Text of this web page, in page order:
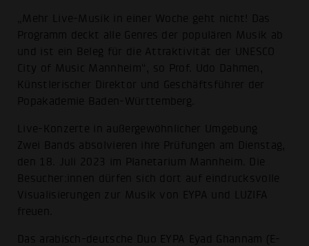
„Mehr Live-Musik in einer Woche geht nicht! Das
Programm deckt alle Genres der populären Musik ab
und ist ein Beleg für die Attraktivität der UNESCO
City of Music Mannheim“, so Prof. Udo Dahmen,
Künstlerischer Direktor und Geschäftsführer der
Popakademie Baden-Württemberg.
Live-Konzerte in außergewöhnlicher Umgebung
Zwei Bands absolvieren ihre Prüfungen am Dienstag,
den 18. Juli 2023 im Planetarium Mannheim. Die
Besucher:innen dürfen sich dort auf eindrucksvolle
Visualisierungen zur Musik von EYPA und LUZIFA
freuen.
Das arabisch-deutsche Duo EYPA Eyad Ghannam (E-